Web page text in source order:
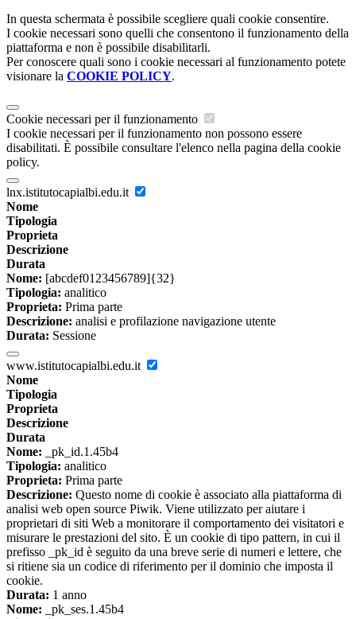
In questa schermata è possibile scegliere quali cookie consentire.
I cookie necessari sono quelli che consentono il funzionamento della
piattaforma e non è possibile disabilitarli.
Per conoscere quali sono i cookie necessari al funzionamento potete
visionare la COOKIE POLICY.
Cookie necessari per il funzionamento
I cookie necessari per il funzionamento non possono essere
disabilitati. È possibile consultare l'elenco nella pagina della cookie
policy.
lnx.istitutocapialbi.edu.it
Nome
Tipologia
Proprieta
Descrizione
Durata
Nome: [abcdef0123456789]{32}
Tipologia: analitico
Proprieta: Prima parte
Descrizione: analisi e profilazione navigazione utente
Durata: Sessione
www.istitutocapialbi.edu.it
Nome
Tipologia
Proprieta
Descrizione
Durata
Nome: _pk_id.1.45b4
Tipologia: analitico
Proprieta: Prima parte
Descrizione: Questo nome di cookie è associato alla piattaforma di
analisi web open source Piwik. Viene utilizzato per aiutare i
proprietari di siti Web a monitorare il comportamento dei visitatori e
misurare le prestazioni del sito. È un cookie di tipo pattern, in cui il
prefisso _pk_id è seguito da una breve serie di numeri e lettere, che
si ritiene sia un codice di riferimento per il dominio che imposta il
cookie.
Durata: 1 anno
Nome: _pk_ses.1.45b4